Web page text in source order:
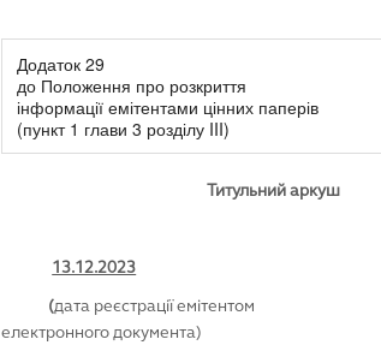
Додаток 29
до Положення про розкриття
інформації емітентами цінних паперів
(пункт 1 глави 3 розділу III)
Титульний аркуш
13.12.2023
(дата реєстрації емітентом
електронного документа)